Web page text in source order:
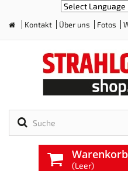
Kontakt Über uns Fotos
Warenkorb
(Leer)